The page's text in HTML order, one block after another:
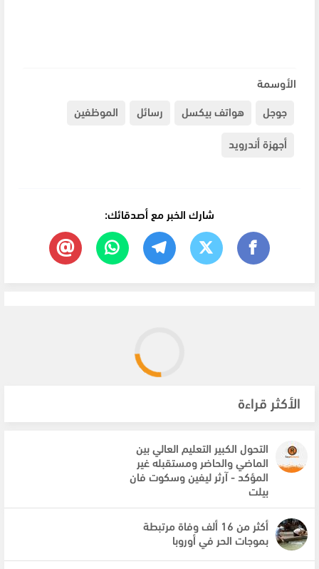
الأوسمة
جوجل
هواتف بيكسل رسائل
الموظفين
أجهزة أندرويد
شارك الخبر مع أصدقائك:
الأكثر قراءة
التحول الكبير التعليم العالي بين
الماضي والحاضر ومستقبله غير
المؤكد - آرثر ليفين وسكوت فان
بيلت
أكثر من 16 ألف وفاة مرتبطة
بموجات الحر في أوروبا